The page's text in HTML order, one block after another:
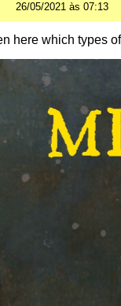
26/05/2021 às 07:13
here which types